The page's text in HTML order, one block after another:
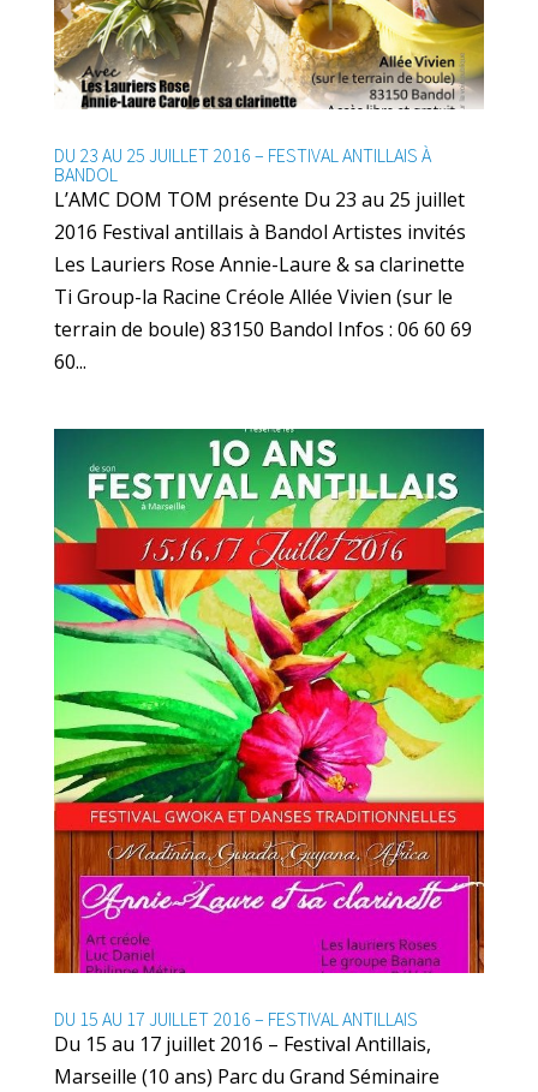
DU 23 AU 25 JUILLET 2016 – FESTIVAL ANTILLAIS À
BANDOL
L’AMC DOM TOM présente Du 23 au 25 juillet
2016 Festival antillais à Bandol Artistes invités
Les Lauriers Rose Annie-Laure & sa clarinette
Ti Group-la Racine Créole Allée Vivien (sur le
terrain de boule) 83150 Bandol Infos : 06 60 69
60...
DU 15 AU 17 JUILLET 2016 – FESTIVAL ANTILLAIS
Du 15 au 17 juillet 2016 – Festival Antillais,
Marseille (10 ans) Parc du Grand Séminaire